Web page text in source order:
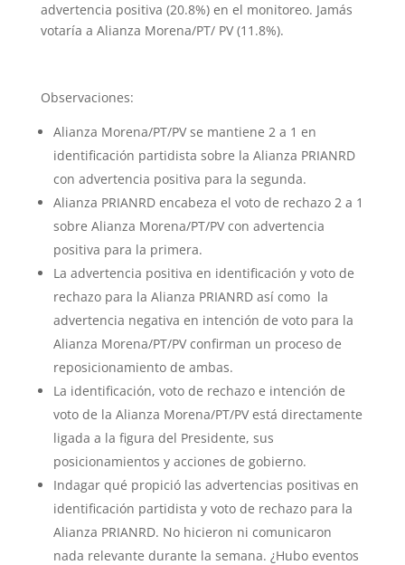
advertencia positiva (20.8%) en el monitoreo. Jamás
votaría a Alianza Morena/PT/ PV (11.8%).
Observaciones:
Alianza Morena/PT/PV se mantiene 2 a 1 en
identificación partidista sobre la Alianza PRIANRD
con advertencia positiva para la segunda.
Alianza PRIANRD encabeza el voto de rechazo 2 a 1
sobre Alianza Morena/PT/PV con advertencia
positiva para la primera.
La advertencia positiva en identificación y voto de
rechazo para la Alianza PRIANRD así como la
advertencia negativa en intención de voto para la
Alianza Morena/PT/PV confirman un proceso de
reposicionamiento de ambas.
La identificación, voto de rechazo e intención de
voto de la Alianza Morena/PT/PV está directamente
ligada a la figura del Presidente, sus
posicionamientos y acciones de gobierno.
Indagar qué propició las advertencias positivas en
identificación partidista y voto de rechazo para la
Alianza PRIANRD. No hicieron ni comunicaron
nada relevante durante la semana. ¿Hubo eventos